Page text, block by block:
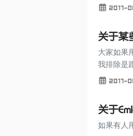
2017-
关于某
大家如果
我排除是
2017-
关于
如果有人